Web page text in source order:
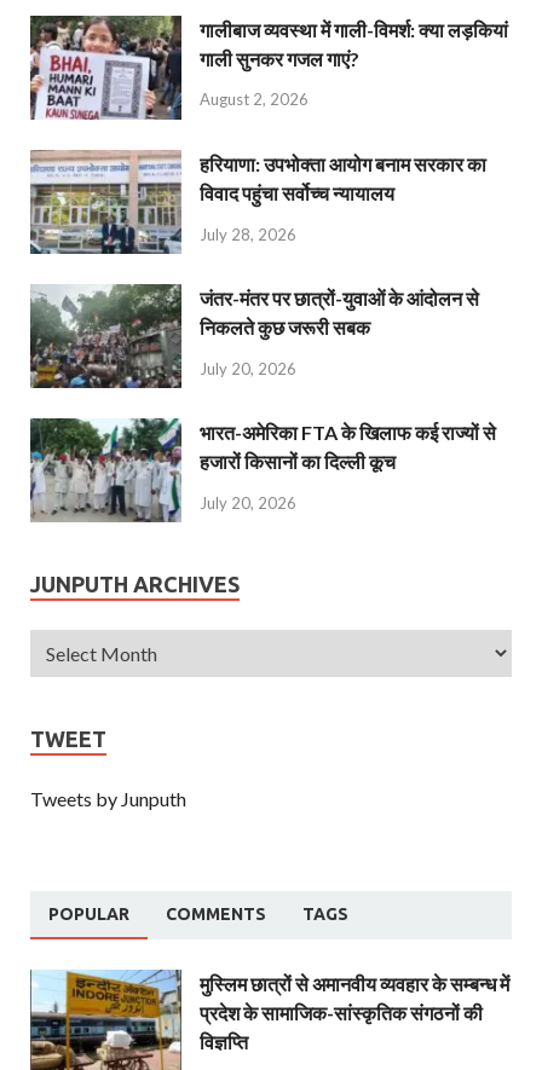
गालीबाज व्‍यवस्‍था में गाली-विमर्श: क्या लड़कियां
गाली सुनकर गजल गाएं?
August 2, 2026
हरियाणा: उपभोक्ता आयोग बनाम सरकार का
विवाद पहुंचा सर्वोच्च न्यायालय
July 28, 2026
जंतर-मंतर पर छात्रों-युवाओं के आंदोलन से
निकलते कुछ जरूरी सबक
July 20, 2026
भारत-अमेरिका FTA के खिलाफ कई राज्यों से
हजारों किसानों का दिल्ली कूच
July 20, 2026
JUNPUTH ARCHIVES
TWEET
Tweets by Junputh
POPULAR COMMENTS TAGS
मुस्लिम छात्रों से अमानवीय व्यवहार के सम्बन्ध में
प्रदेश के सामाजिक-सांस्कृतिक संगठनों की
विज्ञप्ति